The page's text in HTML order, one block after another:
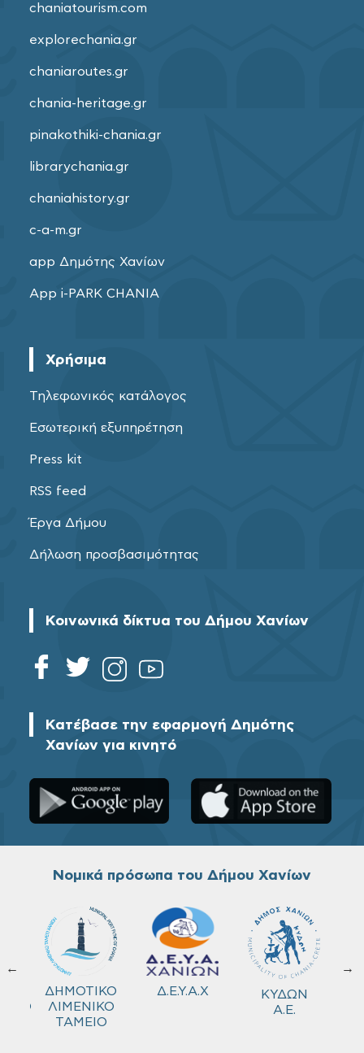
chaniatourism.com
explorechania.gr
chaniaroutes.gr
chania-heritage.gr
pinakothiki-chania.gr
librarychania.gr
chaniahistory.gr
c-a-m.gr
app Δημότης Χανίων
App i-PARK CHANIA
Χρήσιμα
Τηλεφωνικός κατάλογος
Εσωτερική εξυπηρέτηση
Press kit
RSS feed
Έργα Δήμου
Δήλωση προσβασιμότητας
Κοινωνικά δίκτυα του Δήμου Χανίων
Κατέβασε την εφαρμογή Δημότης
Χανίων για κινητό
Νομικά πρόσωπα του Δήμου Χανίων
←
ΔΗΜΟΤΙΚΟ
ΛΙΜΕΝΙΚΟ
ΤΑΜΕΙΟ
Δ.Ε.Υ.Α.Χ
ΚΥΔΩΝ
Α.Ε.
→